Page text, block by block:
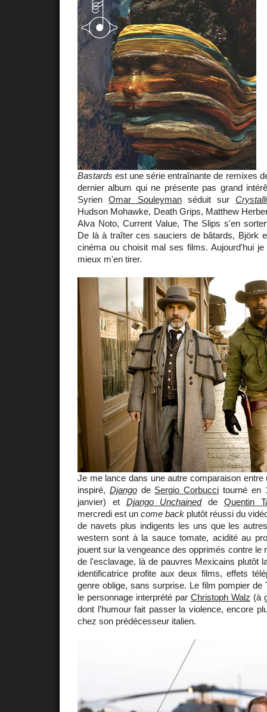
Bastards est une série entraînante de remixes
dernier album qui ne présente pas grand
SyrienOmar Souleymanséduit sur
Hudson Mohawke, Death Grips, Matthew
Alva Noto, Current Value, The Slips s'en
De là à traîter ces sauciers de bâtards, Björk
cinéma ou choisit mal ses films. Aujourd'hui
mieux m'en tirer.
Je me lance dans une autre comparaison
inspiré, Djangode Sergio Corbucci tourné en
janvier) et Django Unchainedde Quentin
mercredi est un come back plutôt réussi du
de navets plus indigents les uns que les
western sont à la sauce tomate, acidité au
jouent sur la vengeance des opprimés contre le
de l'esclavage, là de pauvres Mexicains plutôt
identificatrice profite aux deux films, effets
genre oblige, sans surprise. Le film pompier de
le personnage interprété par Christoph Walz (à
dont l'humour fait passer la violence, encore
chez son prédécesseur italien.